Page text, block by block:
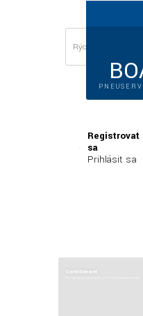
Registrovať
sa
Prihlásiť sa
ContiGarant